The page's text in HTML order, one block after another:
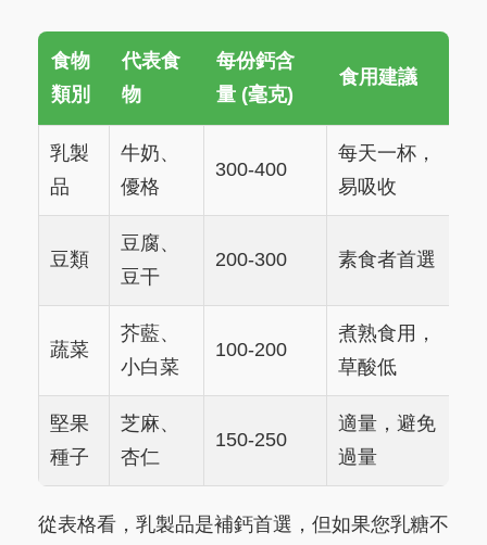
食物
類別
代表食
物
每份鈣含
量 (毫克)
食用建議
乳製
品
牛奶、
優格
300-400
每天一杯，
易吸收
豆類
豆腐、
豆干
200-300 素食者首選
蔬菜
芥藍、
小白菜
100-200
煮熟食用，
草酸低
堅果
種子
芝麻、
杏仁
150-250
適量，避免
過量
從表格看，乳製品是補鈣首選，但如果您乳糖不